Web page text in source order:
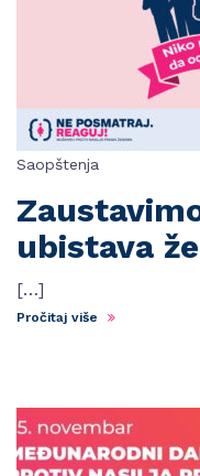
Saopštenja
ubistava
[…]
Pročitaj više